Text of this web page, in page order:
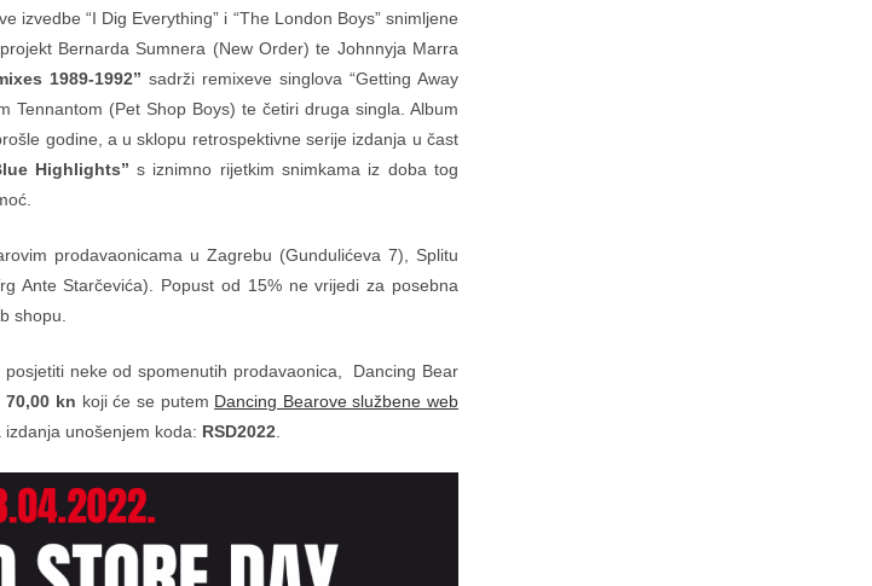
izvedbe “I Dig Everything” i “The London Boys” snimljene
Bernarda Sumnera (New Order) te Johnnyja Marra
1989-1992” sadrži remixeve singlova “Getting Away
Tennantom (Pet Shop Boys) te četiri druga singla. Album
godine, a u sklopu retrospektivne serije izdanja u čast
Highlights” s iznimno rijetkim snimkama iz doba tog
prodavaonicama u Zagrebu (Gundulićeva 7), Splitu
Ante Starčevića). Popust od 15% ne vrijedi za posebna
shopu.
neke od spomenutih prodavaonica, Dancing Bear
kn koji će se putem Dancing Bearove službene web
unošenjem koda: RSD2022